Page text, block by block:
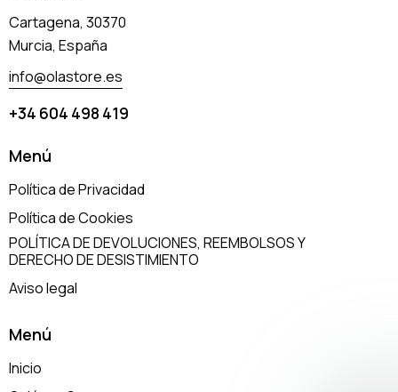
Cartagena, 30370
Murcia, España
info@olastore.es
+34 604 498 419
Menú
Política de Privacidad
Política de Cookies
POLÍTICA DE DEVOLUCIONES, REEMBOLSOS Y
DERECHO DE DESISTIMIENTO
Aviso legal
Menú
Inicio